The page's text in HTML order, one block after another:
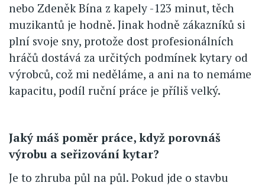
nebo Zdeněk Bína z kapely -123 minut, těch
muzikantů je hodně. Jinak hodně zákazníků si
plní svoje sny, protože dost profesionálních
hráčů dostává za určitých podmínek kytary od
výrobců, což mi neděláme, a ani na to nemáme
kapacitu, podíl ruční práce je příliš velký.
Jaký máš poměr práce, když porovnáš
výrobu a seřizování kytar?
Je to zhruba půl na půl. Pokud jde o stavbu